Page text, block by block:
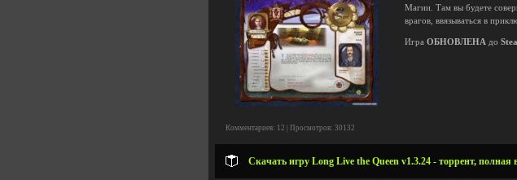
Магии. Там вы будете
врагов, ввязываться в
Игра ОБНОВЛЕНА до
Комментариев: 12 | Просмотров: 30132
Скачать игру Long Live the Queen v1.3.24 - торрент, полная